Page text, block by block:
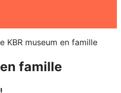
KBR museum en famille
famille